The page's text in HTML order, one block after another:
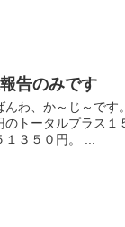
告のみです
んわ、か～じ～です
のトータルプラス
１３５０円。 ...